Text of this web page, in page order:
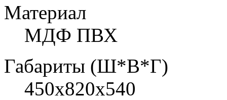
Материал
МДФ ПВХ
Габариты (Ш*В*Г)
450х820х540